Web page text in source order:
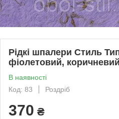
Рідкі шпалери Стиль
фіолетовий, коричневий
В наявності
Код: 83
Роздріб
370 ₴